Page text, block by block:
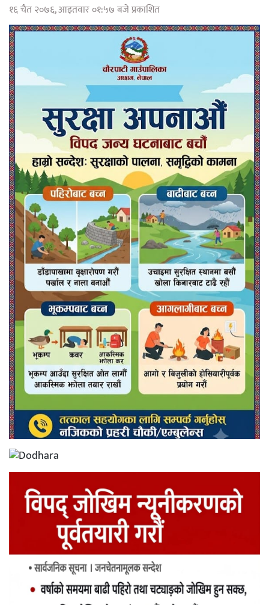
१६ चैत २०७६, आइतवार ०१:५७ बजे प्रकाशित